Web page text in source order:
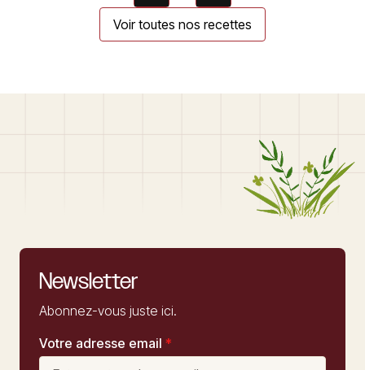
Voir toutes nos recettes
Newsletter
Abonnez-vous juste ici.
Votre adresse email *